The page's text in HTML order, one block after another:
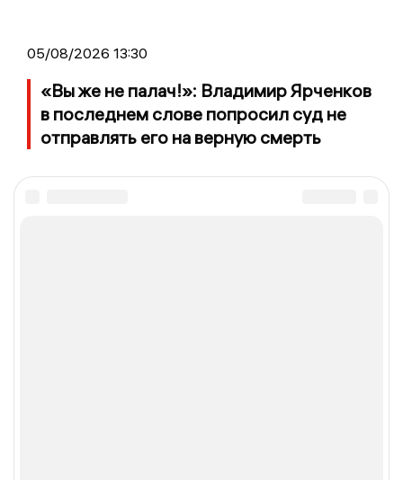
05/08/2026 13:30
«Вы же не палач!»: Владимир Ярченков
в последнем слове попросил суд не
отправлять его на верную смерть